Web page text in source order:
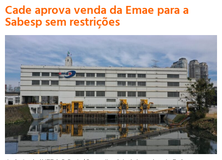
Cade aprova venda da Emae para a
Sabesp sem restrições